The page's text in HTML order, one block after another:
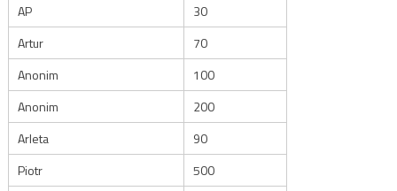
AP
30
Artur
70
Anonim
100
Anonim
200
Arleta
90
Piotr
500